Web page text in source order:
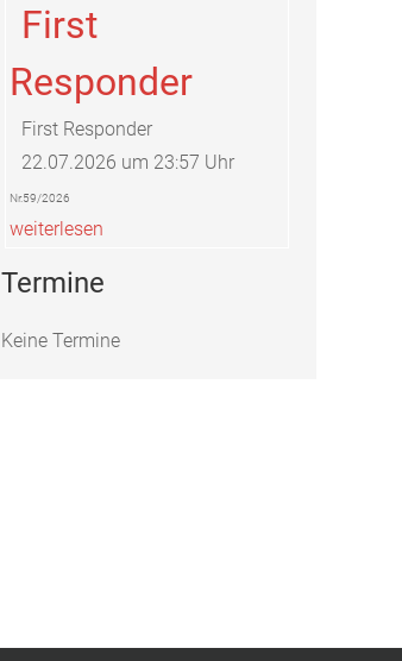
First
Responder
First Responder
22.07.2026 um 23:57 Uhr
Nr.59/2026
weiterlesen
Termine
Keine Termine